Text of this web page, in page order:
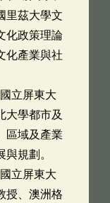
里茲大學文
化政策理論
化產業與社
立屏東大
大學都市及
區域及產業
規劃。
立屏東大
授、澳洲格